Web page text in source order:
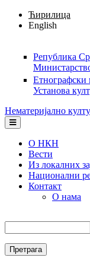
Skip to main content
Ћирилица
English
Република
Етнографски
Установа
Нематеријално
О НКН
Вести
Из локалних
Национални
Контакт
О нама
Search form